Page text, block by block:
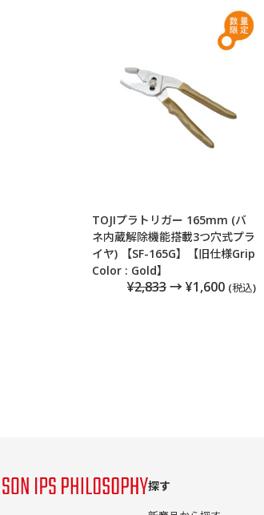
TOJIプラトリガー 165mm (バ
ネ内蔵解除機能搭載3つ穴式プラ
イヤ) 【SF-165G】【旧仕様Grip
Color : Gold】
¥2,833→ ¥1,600 (税込)
探す